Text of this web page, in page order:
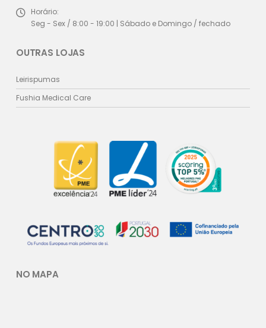
Horário:
Seg - Sex / 8:00 - 19:00 | Sábado e Domingo / fechado
OUTRAS LOJAS
Leirispumas
Fushia Medical Care
NO MAPA